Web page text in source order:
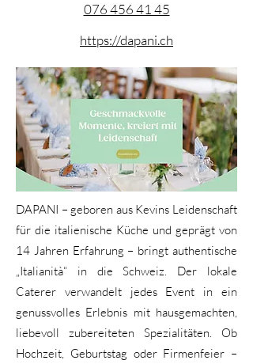
076 456 41 45
https://dapani.ch
DAPANI – geboren aus Kevins Leidenschaft
für die italienische Küche und geprägt von
14 Jahren Erfahrung – bringt authentische
„Italianità“ in die Schweiz. Der lokale
Caterer verwandelt jedes Event in ein
genussvolles Erlebnis mit hausgemachten,
liebevoll zubereiteten Spezialitäten. Ob
Hochzeit, Geburtstag oder Firmenfeier –